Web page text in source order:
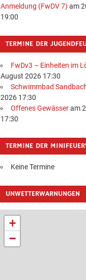
Anmeldung (FwDV 7) am
19:00
TERMINE DER
FwDv3 – Einheiten im
August 2026 17:30
Schwimmbad
2026 17:30
Offenes Gewässeram
17:30
TERMINE DER
Keine Termine
UNWETTERWARNUNGEN
+
−